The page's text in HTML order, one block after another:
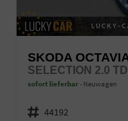
SKODA
sofort lieferbar Neuwagen
Fahrzeugnr. 44192